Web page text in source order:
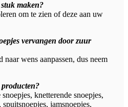
maken?
om te zien of deze aan uw
vervangen door zuur
naar wens aanpassen, dus neem
knetterende snoepjes,
jamsnoepjes,